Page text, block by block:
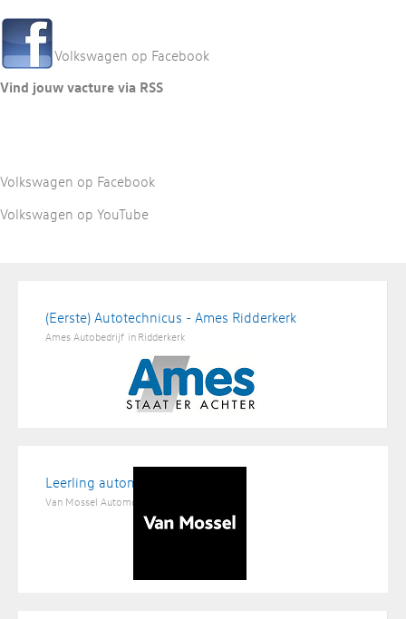
Volkswagen op Facebook
Vind jouw vacture via RSS
Volkswagen op Facebook
Volkswagen op YouTube
(Eerste) Autotechnicus - Ames Ridderkerk
Ames Autobedrijf in Ridderkerk
Leerling automonteur
Van Mossel Automotive Groep